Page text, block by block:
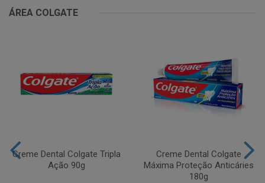
ÁREA COLGATE
Creme Dental Colgate Tripla
Ação 90g
Creme Dental Colgate
Máxima Proteção Anticáries
180g